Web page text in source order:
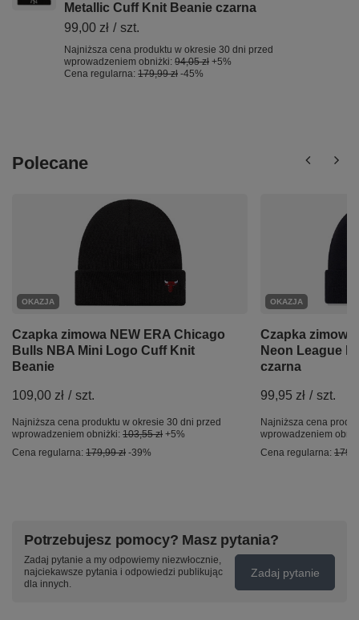
Metallic Cuff Knit Beanie czarna
99,00 zł / szt.
Najniższa cena produktu w okresie 30 dni przed
wprowadzeniem obniżki: 94,05 zł +5%
Cena regularna: 179,99 zł -45%
Polecane
OKAZJA
Czapka zimowa NEW ERA Chicago
Bulls NBA Mini Logo Cuff Knit
Beanie
109,00 zł / szt.
Najniższa cena produktu w okresie 30 dni przed
wprowadzeniem obniżki: 103,55 zł +5%
Cena regularna: 179,99 zł -39%
OKAZJA
Czapka zimowa
Neon League
czarna
99,95 zł / szt.
Najniższa cena
wprowadzeniem
Cena regularna:
Potrzebujesz pomocy? Masz pytania?
Zadaj pytanie a my odpowiemy niezwłocznie,
najciekawsze pytania i odpowiedzi publikując
dla innych.
Zadaj pytanie